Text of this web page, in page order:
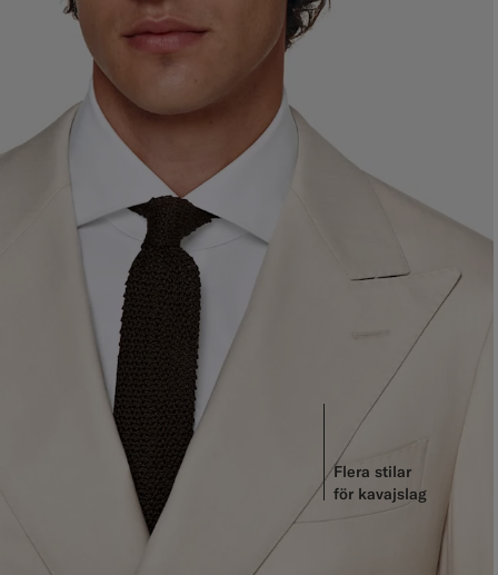
Flera stilar
för kavajslag